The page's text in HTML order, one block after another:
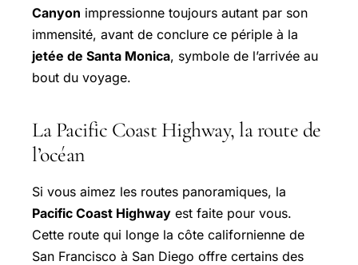
Canyon impressionne toujours autant par son
immensité, avant de conclure ce périple à la
jetée de Santa Monica, symbole de l’arrivée au
bout du voyage.
La Pacific Coast Highway, la route de
l’océan
Si vous aimez les routes panoramiques, la
Pacific Coast Highway est faite pour vous.
Cette route qui longe la côte californienne de
San Francisco à San Diego offre certains des